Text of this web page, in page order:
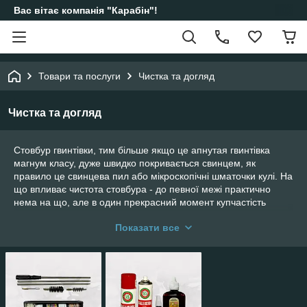
Вас вітає компанія "Карабін"!
Товари та послуги Чистка та догляд
Чистка та догляд
Стовбур гвинтівки, тим більше якщо це апнутая гвинтівка
магнум класу, дуже швидко покривається свинцем, як
правило це свинцева пил або мікроскопічні шматочки кулі. На
що впливає чистота стовбура - до певної межі практично
нема на що, але в один прекрасний момент купчастість
пропонуємо Вам набори і масло для чищення Вашого
пневматичної зброї
Ви можете в даному розділі нашого інтернет-магазину. Ми
Показати все